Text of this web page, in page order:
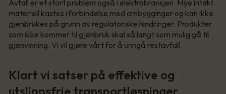
Avfall er et stort problem også i elektrobransjen. Mye intakt
materiell kastes i forbindelse med ombygginger og kan ikke
gjenbrukes på grunn av regulatoriske hindringer. Produkter
som ikke kommer til gjenbruk skal så langt som mulig gå til
gjenvinning. Vi vil gjøre vårt for å unngå restavfall.
Klart vi satser på effektive og